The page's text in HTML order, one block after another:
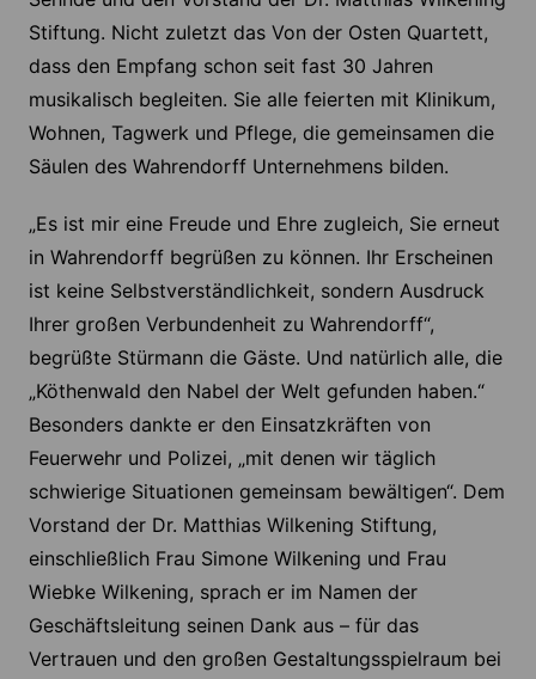
Stiftung. Nicht zuletzt das Von der Osten Quartett,
dass den Empfang schon seit fast 30 Jahren
musikalisch begleiten. Sie alle feierten mit Klinikum,
Wohnen, Tagwerk und Pflege, die gemeinsamen die
Säulen des Wahrendorff Unternehmens bilden.
„Es ist mir eine Freude und Ehre zugleich, Sie erneut
in Wahrendorff begrüßen zu können. Ihr Erscheinen
ist keine Selbstverständlichkeit, sondern Ausdruck
Ihrer großen Verbundenheit zu Wahrendorff“,
begrüßte Stürmann die Gäste. Und natürlich alle, die
„Köthenwald den Nabel der Welt gefunden haben.“
Besonders dankte er den Einsatzkräften von
Feuerwehr und Polizei, „mit denen wir täglich
schwierige Situationen gemeinsam bewältigen“. Dem
Vorstand der Dr. Matthias Wilkening Stiftung,
einschließlich Frau Simone Wilkening und Frau
Wiebke Wilkening, sprach er im Namen der
Geschäftsleitung seinen Dank aus – für das
Vertrauen und den großen Gestaltungsspielraum bei